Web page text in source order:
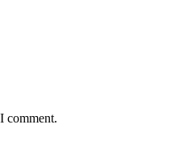
comment.